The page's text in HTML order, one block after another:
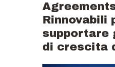
Rinnovabili
supportare
di crescita